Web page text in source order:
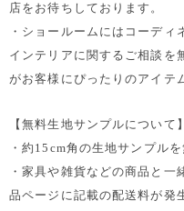
店をお待ちしております。
・ショールームにはコーディ
インテリアに関するご相談を
がお客様にぴったりのアイテ
【無料生地サンプルについて】
・約15cm角の生地サンプル
・家具や雑貨などの商品と
品ページに記載の配送料が発